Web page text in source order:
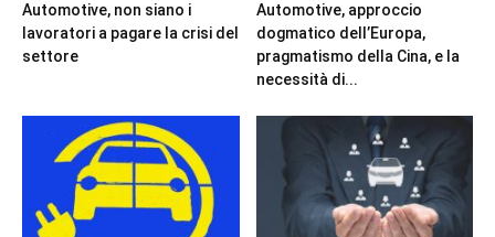
Automotive, non siano i
lavoratori a pagare la crisi del
settore
Automotive, approccio
dogmatico dell’Europa,
pragmatismo della Cina, e la
necessità di...